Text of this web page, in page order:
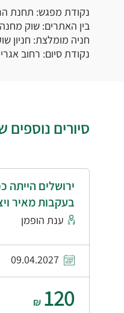
נקודת מפגש: תחנת
בין האתרים: שוק
חניה מומלצת: חניון
נקודת סיום: רחוב
סיורים נוספים
ירושלים הייתה
בעקבות מאיר
ענת הופמן
09.04.2027
120
₪